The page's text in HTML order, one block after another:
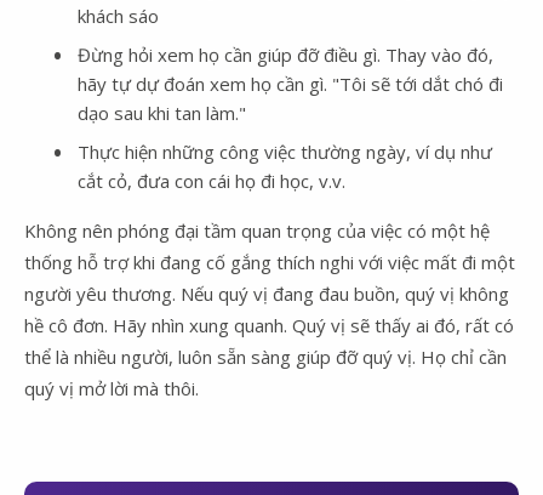
khách sáo
Đừng hỏi xem họ cần giúp đỡ điều gì. Thay vào đó,
hãy tự dự đoán xem họ cần gì. "Tôi sẽ tới dắt chó đi
dạo sau khi tan làm."
Thực hiện những công việc thường ngày, ví dụ như
cắt cỏ, đưa con cái họ đi học, v.v.
Không nên phóng đại tầm quan trọng của việc có một hệ
thống hỗ trợ khi đang cố gắng thích nghi với việc mất đi một
người yêu thương. Nếu quý vị đang đau buồn, quý vị không
hề cô đơn. Hãy nhìn xung quanh. Quý vị sẽ thấy ai đó, rất có
thể là nhiều người, luôn sẵn sàng giúp đỡ quý vị. Họ chỉ cần
quý vị mở lời mà thôi.